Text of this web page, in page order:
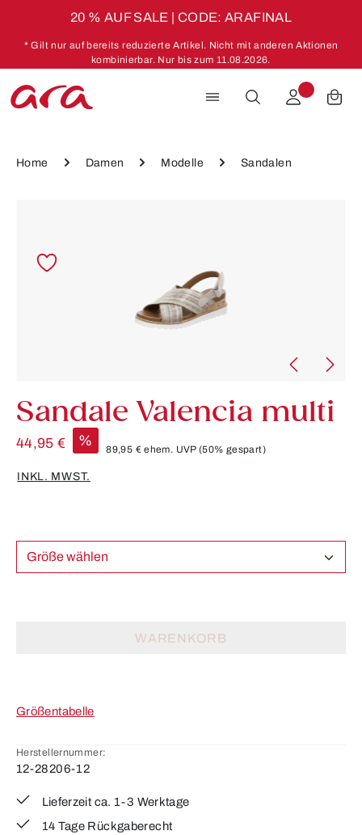
20 % AUF SALE | CODE: ARAFINAL
* Gilt nur auf bereits reduzierte Artikel. Nicht mit anderen Aktionen
kombinierbar. Nur bis zum 11.08.2026.
Home Damen Modelle Sandalen
Sandale Valencia multi
44,95 € %
89,95 €ehem. UVP(50% gespart)
INKL. MWST.
Größe wählen
WARENKORB
Größentabelle
Herstellernummer:
12-28206-12
Lieferzeit ca. 1-3 Werktage
14 Tage Rückgaberecht